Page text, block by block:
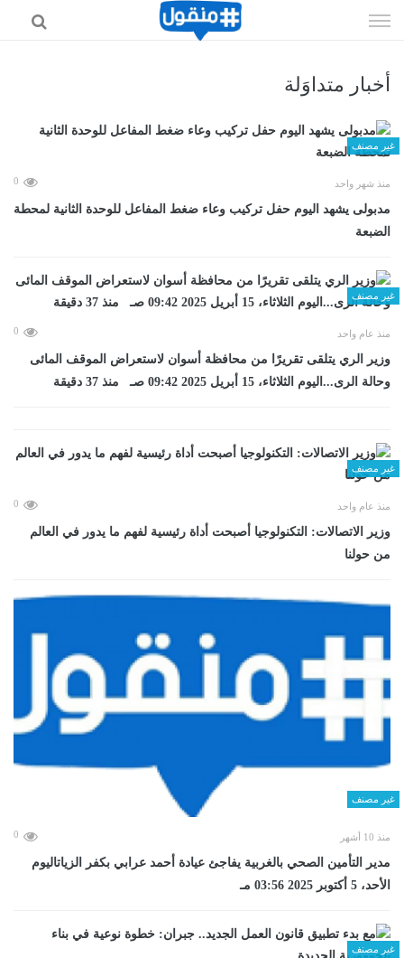
الى
أخبار متداوَلة
غير مصنف
منذ شهر واحد 0
مدبولى يشهد اليوم حفل تركيب وعاء ضغط المفاعل للوحدة الثانية لمحطة
الضبعة
غير مصنف
منذ عام واحد 0
وزير الري يتلقى تقريرًا من محافظة أسوان لاستعراض الموقف المائى
وحالة الرى...اليوم الثلاثاء، 15 أبريل 2025 09:42 صـ منذ 37 دقيقة
غير مصنف
منذ عام واحد 0
وزير الاتصالات: التكنولوجيا أصبحت أداة رئيسية لفهم ما يدور في العالم
من حولنا
غير مصنف
منذ 10 أشهر 0
مدير التأمين الصحي بالغربية يفاجئ عيادة أحمد عرابي بكفر الزياتاليوم
الأحد، 5 أكتوبر 2025 03:56 مـ
غير مصنف